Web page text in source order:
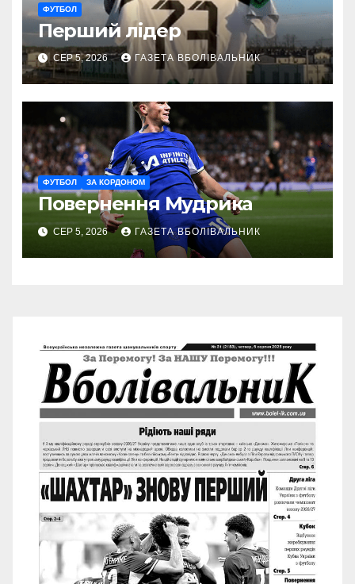
ФУТБОЛ
Перший лідер
СЕР 5, 2026 ГАЗЕТА ВБОЛІВАЛЬНИК
ФУТБОЛ ЗА КОРДОНОМ
Повернення Мудрика
СЕР 5, 2026 ГАЗЕТА ВБОЛІВАЛЬНИК